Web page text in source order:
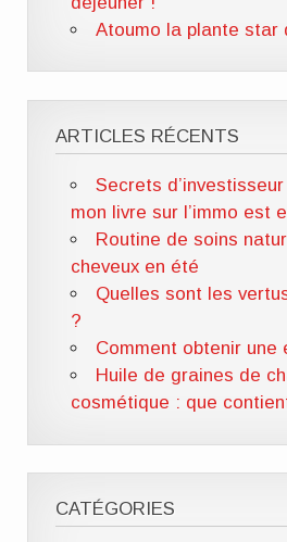
Atoumo la plante star
ARTICLES RÉCENTS
Secrets
mon livre sur l’immo est
Routine de soins
cheveux en été
Quelles sont les
?
Comment obtenir une
Huile de graines de
cosmétique : que
CATÉGORIES